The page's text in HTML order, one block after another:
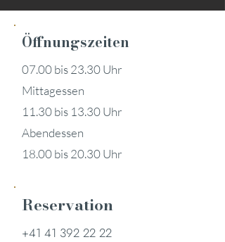
Öffnungszeiten
07.00 bis 23.30 Uhr
Mittagessen
11.30 bis 13.30 Uhr
Abendessen
18.00 bis 20.30 Uhr
Reservation
+41 41 392 22 22